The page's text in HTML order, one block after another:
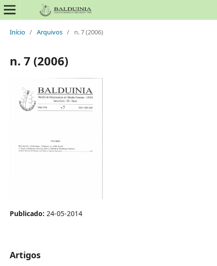
Início / Arquivos / n. 7 (2006)
n. 7 (2006)
Publicado: 24-05-2014
Artigos